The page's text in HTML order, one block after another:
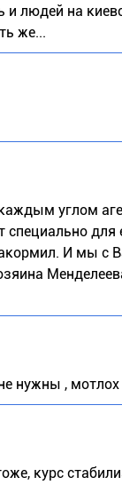
и людей на
же...
углом
для
И мы с
нужны , мотлох
курс